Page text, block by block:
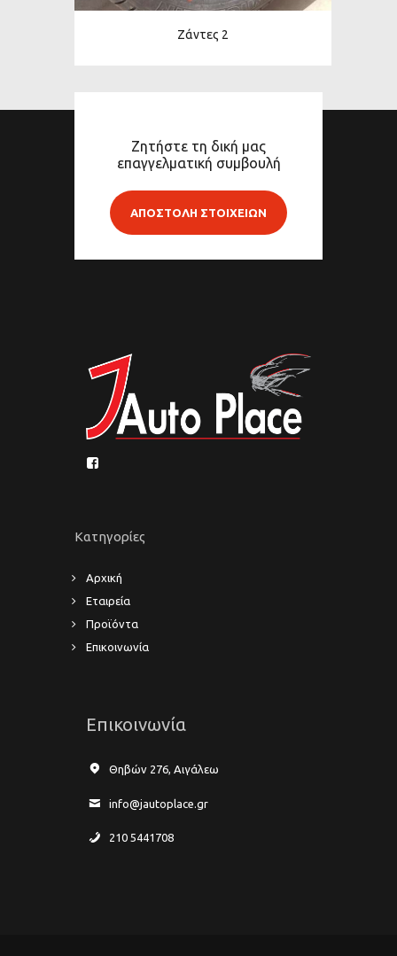
Ζάντες 2
Ζητήστε τη δική μας
επαγγελματική συμβουλή
ΑΠΟΣΤΟΛΗ ΣΤΟΙΧΕΙΩΝ
Κατηγορίες
Αρχική
Εταιρεία
Προϊόντα
Επικοινωνία
Επικοινωνία
Θηβών 276, Αιγάλεω
info@jautoplace.gr
210 5441708